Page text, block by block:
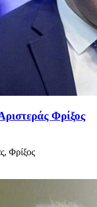
Φρίξος
Φρίξος